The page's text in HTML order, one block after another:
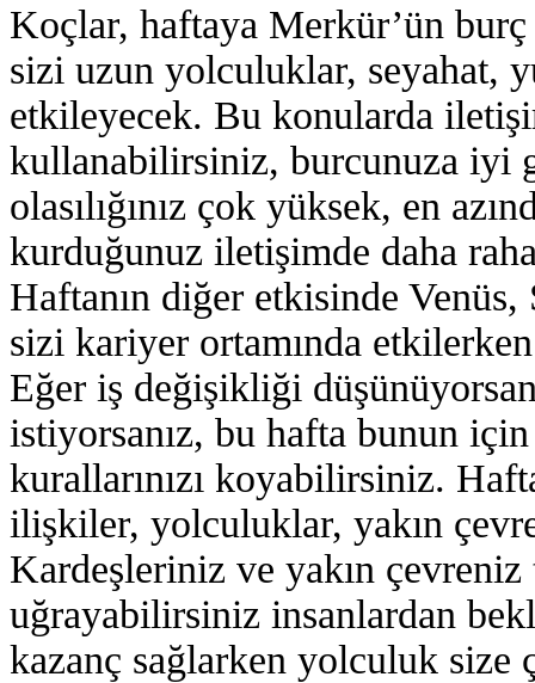
Koçlar, haftaya Merkür’ün
sizi uzun yolculuklar, seyahat,
etkileyecek. Bu konularda
kullanabilirsiniz, burcunuza iyi
olasılığınız çok yüksek, en
kurduğunuz iletişimde daha
Haftanın diğer etkisinde
sizi kariyer ortamında
Eğer iş değişikliği
istiyorsanız, bu hafta bunun
kurallarınızı koyabilirsiniz.
ilişkiler, yolculuklar, yakın
Kardeşleriniz ve yakın çevreniz
uğrayabilirsiniz insanlardan
kazanç sağlarken yolculuk size